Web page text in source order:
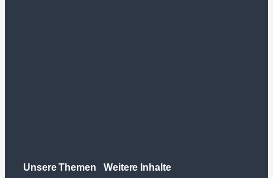
Unsere Themen Weitere Inhalte